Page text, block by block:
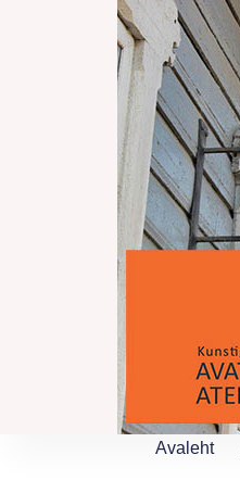
Avaleht